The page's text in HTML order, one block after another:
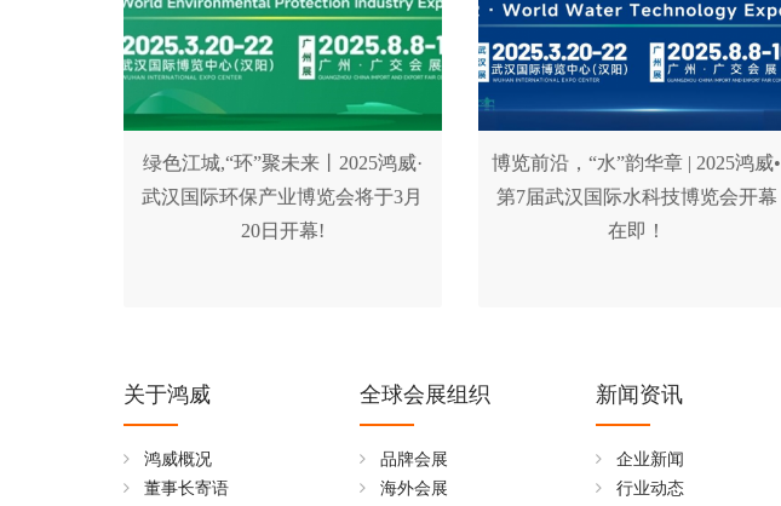
绿色江城,“环”聚未来丨2025鸿威·
武汉国际环保产业博览会将于3月
20日开幕!
博览前沿，“水”韵华章 | 2025鸿威•
第7届武汉国际水科技博览会开幕
在即！
关于鸿威
鸿威概况
董事长寄语
全球会展组织
品牌会展
海外会展
新闻资讯
企业新闻
行业动态